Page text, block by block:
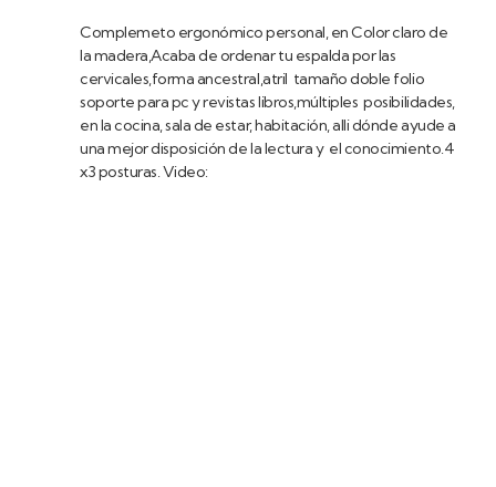
Complemeto ergonómico personal, en Color claro de
la madera,Acaba de ordenar tu espalda por las
cervicales,forma ancestral,atril tamaño doble folio
soporte para pc y revistas libros,múltiples posibilidades,
en la cocina, sala de estar, habitación, alli dónde ayude a
una mejor disposición de la lectura y el conocimiento.4
x3 posturas. Video: